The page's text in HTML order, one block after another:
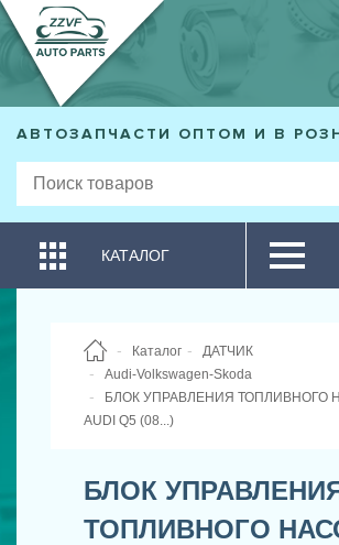
АВТОЗАПЧАСТИ ОПТОМ И В
КАТАЛОГ
Каталог
ДАТЧИК
Audi-Volkswagen-Skoda
БЛОК УПРАВЛЕНИЯ ТОПЛИВНОГО
AUDI Q5 (08...)
БЛОК
ТОПЛИВНОГО